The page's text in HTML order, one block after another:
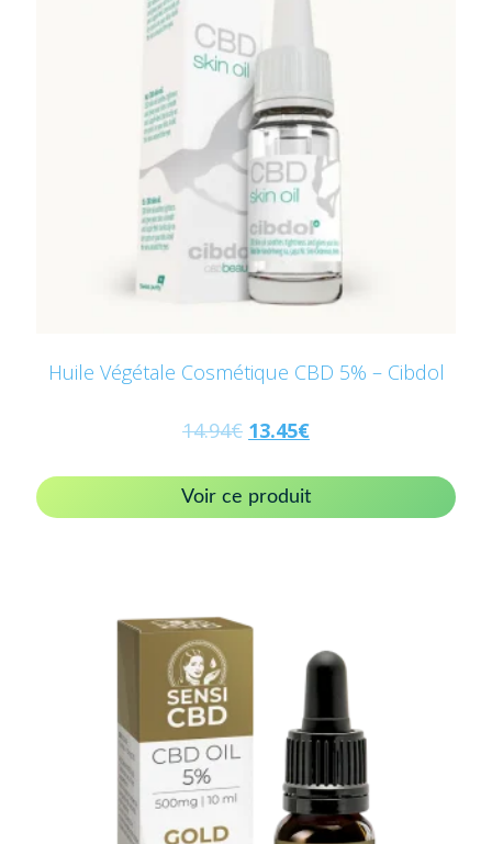
Huile Végétale Cosmétique CBD 5% – Cibdol
14.94€ 13.45€
Voir ce produit